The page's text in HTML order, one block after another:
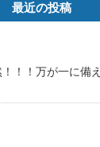
最近の投稿
！！万が一に備